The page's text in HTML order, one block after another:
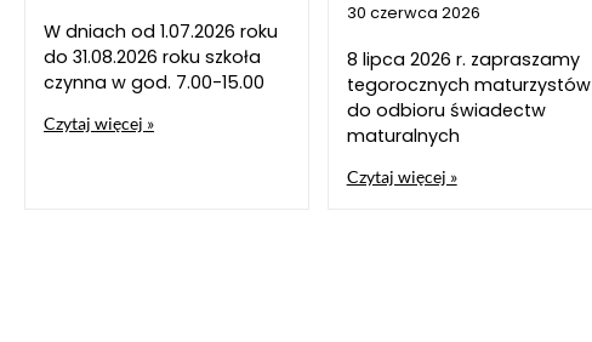
W dniach od 1.07.2026 roku
do 31.08.2026 roku szkoła
czynna w god. 7.00-15.00
Czytaj więcej »
30 czerwca 2026
8 lipca 2026 r. zapraszamy
tegorocznych maturzystów
do odbioru świadectw
maturalnych
Czytaj więcej »